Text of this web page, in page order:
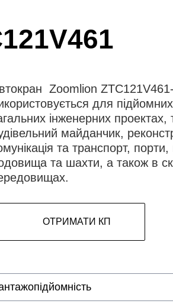
Zoomlion
для
інженерних проектах,
майданчик,
та транспорт,
та шахти, а також в
ОТРИМАТИ КП